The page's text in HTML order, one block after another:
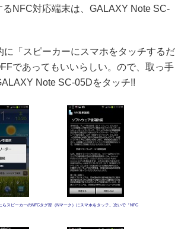
NFC対応端末は、GALAXY Note SC-
「スピーカーにスマホをタッチするだ
であってもいいらしい。ので、取っ手
Note SC-05Dをタッチ!!
スピーカーのNFCタグ部（Nマーク）にスマホをタッチ。次いで「NFC